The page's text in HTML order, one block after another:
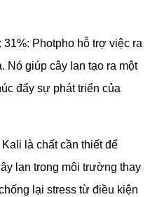
31%: Photpho hỗ trợ việc ra
Nó giúp cây lan tạo ra một
đẩy sự phát triển của
là chất cần thiết để
lan trong môi trường thay
lại stress từ điều kiện